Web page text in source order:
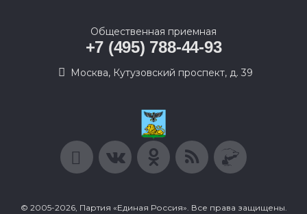
Общественная приемная
+7 (495) 788-44-93
Москва, Кутузовский проспект, д. 39
© 2005-2026, Партия «Единая Россия». Все права защищены.